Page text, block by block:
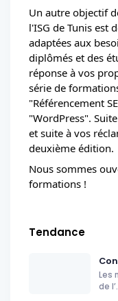
Un autre objectif
l'ISG de Tunis est
adaptées aux
diplômés et des
réponse à vos
série de
"Référencement
"WordPress".
et suite à vos
deuxième édition.
Nous sommes
formations !
Tendance
Les
de